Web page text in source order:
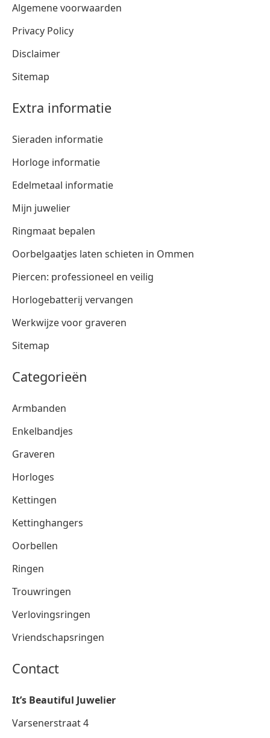
Algemene voorwaarden
Privacy Policy
Disclaimer
Sitemap
Extra informatie
Sieraden informatie
Horloge informatie
Edelmetaal informatie
Mijn juwelier
Ringmaat bepalen
Oorbelgaatjes laten schieten in Ommen
Piercen: professioneel en veilig
Horlogebatterij vervangen
Werkwijze voor graveren
Sitemap
Categorieën
Armbanden
Enkelbandjes
Graveren
Horloges
Kettingen
Kettinghangers
Oorbellen
Ringen
Trouwringen
Verlovingsringen
Vriendschapsringen
Contact
It’s Beautiful Juwelier
Varsenerstraat 4